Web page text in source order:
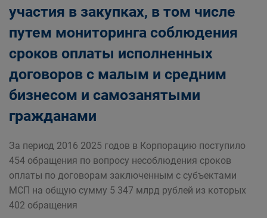
участия в закупках, в том числе
путем мониторинга соблюдения
сроков оплаты исполненных
договоров с малым и средним
бизнесом и самозанятыми
гражданами
За период 2016 2025 годов в Корпорацию поступило
454 обращения по вопросу несоблюдения сроков
оплаты по договорам заключенным с субъектами
МСП на общую сумму 5 347 млрд рублей из которых
402 обращения